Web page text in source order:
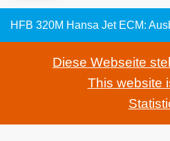
Diese Webseite
This website